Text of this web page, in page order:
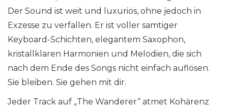
Der Sound ist weit und luxuriös, ohne jedoch in
Exzesse zu verfallen. Er ist voller samtiger
Keyboard-Schichten, elegantem Saxophon,
kristallklaren Harmonien und Melodien, die sich
nach dem Ende des Songs nicht einfach auflösen.
Sie bleiben. Sie gehen mit dir.
Jeder Track auf „The Wanderer“ atmet Kohärenz